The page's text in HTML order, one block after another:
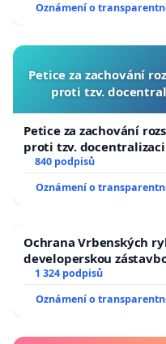
Oznámení o
Petice za zachování
proti tzv.
Petice za zachování
proti tzv.
840 podpisů
Oznámení o
Ochrana Vrbenských
developerskou
1 324 podpisů
Oznámení o